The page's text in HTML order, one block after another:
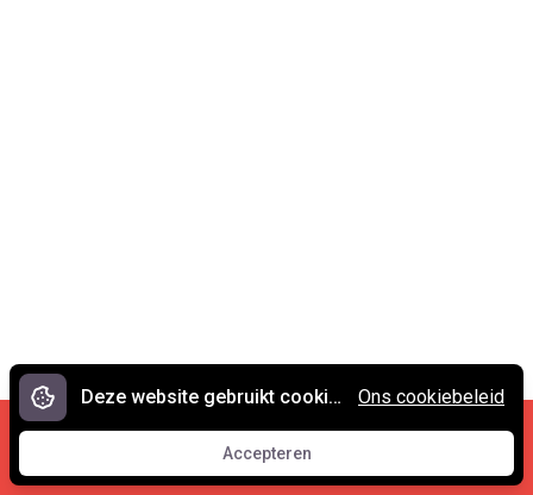
Cookies en privacy •
Contact
© 2007 - 2026 Spreekwoorden.nl
Deze website gebruikt cookies.
Accepteren
Accepteren
Ons cookiebeleid